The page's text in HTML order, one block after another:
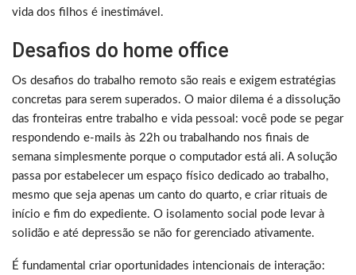
vida dos filhos é inestimável.
Desafios do home office
Os desafios do trabalho remoto são reais e exigem estratégias
concretas para serem superados. O maior dilema é a dissolução
das fronteiras entre trabalho e vida pessoal: você pode se pegar
respondendo e-mails às 22h ou trabalhando nos finais de
semana simplesmente porque o computador está ali. A solução
passa por estabelecer um espaço físico dedicado ao trabalho,
mesmo que seja apenas um canto do quarto, e criar rituais de
início e fim do expediente. O isolamento social pode levar à
solidão e até depressão se não for gerenciado ativamente.
É fundamental criar oportunidades intencionais de interação: